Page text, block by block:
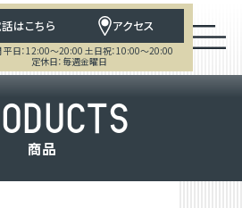
はこちら アクセス
平日：12:00～20:00 土日祝：10:00～20:00
定休日：毎週金曜日
ODUCTS
商品